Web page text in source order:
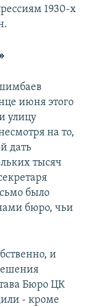
1930-х
июня этого
улицу
на то,
дать
тысяч
было
бюро, чьи
и
Бюро ЦК
- кроме